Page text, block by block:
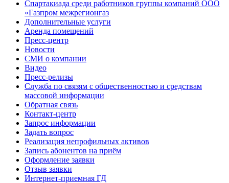
Спартакиада среди работников группы компаний ООО
«Газпром межрегионгаз
Дополнительные услуги
Аренда помещений
Пресс-центр
Новости
СМИ о компании
Видео
Пресс-релизы
Служба по связям с общественностью и средствам
массовой информации
Обратная связь
Контакт-центр
Запрос информации
Задать вопрос
Реализация непрофильных активов
Запись абонентов на приём
Оформление заявки
Отзыв заявки
Интернет-приемная ГД